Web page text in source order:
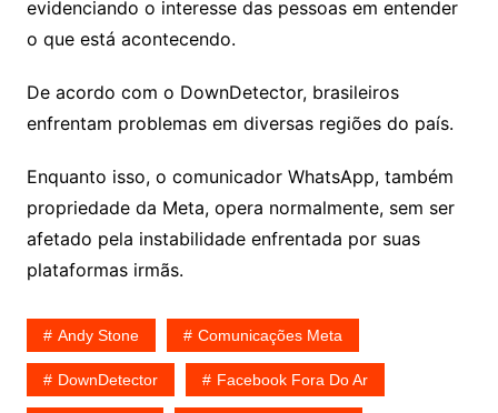
evidenciando o interesse das pessoas em entender
o que está acontecendo.
De acordo com o DownDetector, brasileiros
enfrentam problemas em diversas regiões do país.
Enquanto isso, o comunicador WhatsApp, também
propriedade da Meta, opera normalmente, sem ser
afetado pela instabilidade enfrentada por suas
plataformas irmãs.
Andy Stone Comunicações Meta
DownDetector Facebook Fora Do Ar